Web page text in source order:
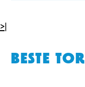
>|
BESTE